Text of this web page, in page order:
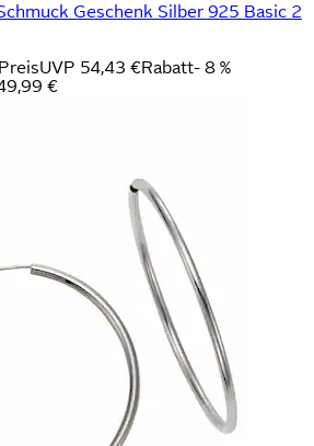
Geschenk Silber 925 Basic 2
UVP 54,43 €Rabatt- 8 %
€